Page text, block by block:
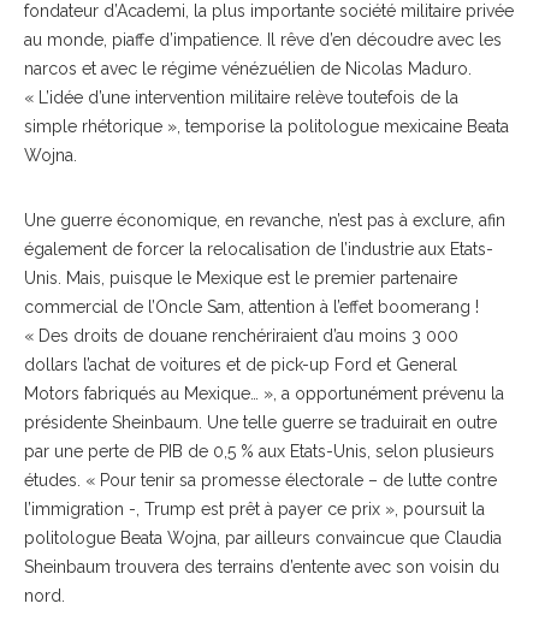
fondateur d’Academi, la plus importante société militaire privée
au monde, piaffe d’impatience. Il rêve d’en découdre avec les
narcos et avec le régime vénézuélien de Nicolas Maduro.
« L’idée d’une intervention militaire relève toutefois de la
simple rhétorique », temporise la politologue mexicaine Beata
Wojna.
Une guerre économique, en revanche, n’est pas à exclure, afin
également de forcer la relocalisation de l’industrie aux Etats-
Unis. Mais, puisque le Mexique est le premier partenaire
commercial de l’Oncle Sam, attention à l’effet boomerang !
« Des droits de douane renchériraient d’au moins 3 000
dollars l’achat de voitures et de pick-up Ford et General
Motors fabriqués au Mexique… », a opportunément prévenu la
présidente Sheinbaum. Une telle guerre se traduirait en outre
par une perte de PIB de 0,5 % aux Etats-Unis, selon plusieurs
études. « Pour tenir sa promesse électorale – de lutte contre
l’immigration -, Trump est prêt à payer ce prix », poursuit la
politologue Beata Wojna, par ailleurs convaincue que Claudia
Sheinbaum trouvera des terrains d’entente avec son voisin du
nord.